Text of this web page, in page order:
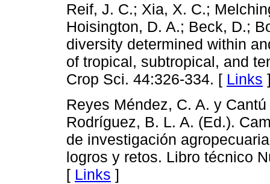
Reif, J. C.; Xia, X. C.;
Hoisington, D. A.; Beck, D.;
diversity determined within
of tropical, subtropical, and
Crop Sci. 44:326-334. [ Links
Reyes Méndez, C. A. y
Rodríguez, B. L. A. (Ed.).
de investigación
logros y retos. Libro técnico
[ Links ]